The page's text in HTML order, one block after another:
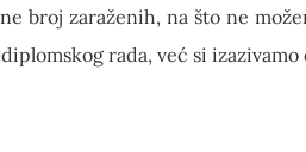
broj zaraženih, na što ne
rada, već si